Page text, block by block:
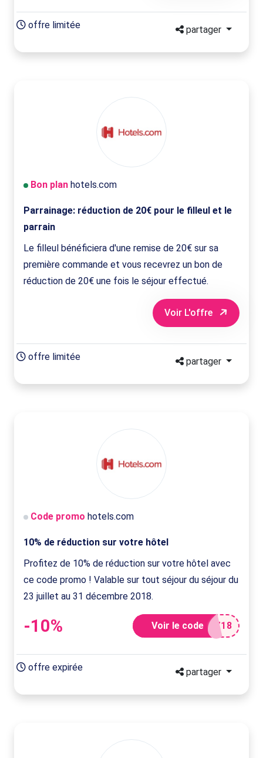
offre limitée partager
Bon plan hotels.com
Parrainage: réduction de 20€ pour le filleul et le
parrain
Le filleul bénéficiera d'une remise de 20€ sur sa
première commande et vous recevrez un bon de
réduction de 20€ une fois le séjour effectué.
Voir L'offre
offre limitée partager
Code promo hotels.com
10% de réduction sur votre hôtel
Profitez de 10% de réduction sur votre hôtel avec
ce code promo ! Valable sur tout séjour du séjour du
23 juillet au 31 décembre 2018.
-10% Voir le code 718
offre expirée partager